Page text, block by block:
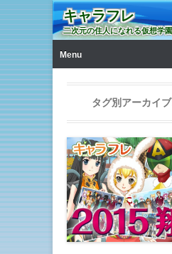
キャラフレ
二次元の住人になれる仮想学
Menu
タグ別アーカイ